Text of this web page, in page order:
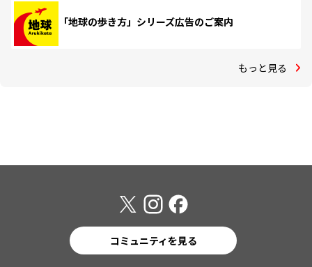
「地球の歩き方」シリーズ広告のご案内
もっと見る
コミュニティを見る